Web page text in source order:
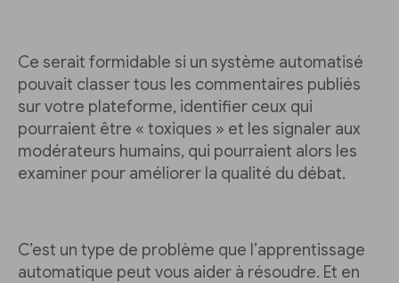
Ce serait formidable si un système automatisé
pouvait classer tous les commentaires publiés
sur votre plateforme, identifier ceux qui
pourraient être « toxiques » et les signaler aux
modérateurs humains, qui pourraient alors les
examiner pour améliorer la qualité du débat.
C’est un type de problème que l’apprentissage
automatique peut vous aider à résoudre. Et en